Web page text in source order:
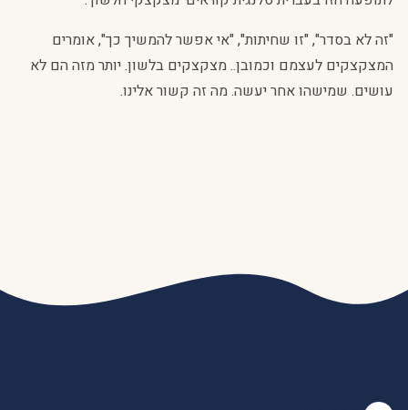
"זה לא בסדר", "זו שחיתות", "אי אפשר להמשיך כך", אומרים
המצקצקים לעצמם וכמובן.. מצקצקים בלשון. יותר מזה הם לא
עושים. שמישהו אחר יעשה. מה זה קשור אלינו.